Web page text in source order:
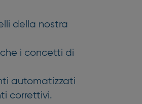
della nostra
i concetti di
automatizzati
correttivi.